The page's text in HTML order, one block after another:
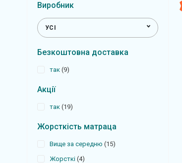
Виробник
УСІ
Безкоштовна доставка
так 9
Акції
так 19
Жорсткість матраца
Вище за середню 15
Жорсткі 4